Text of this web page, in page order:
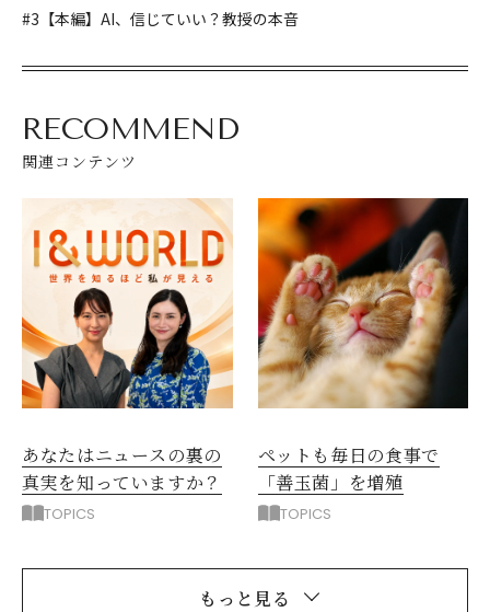
#3【本編】AI、信じていい？教授の本音
RECOMMEND
関連コンテンツ
あなたはニュースの裏の
真実を知っていますか？
TOPICS
ペットも毎日の食事で
「善玉菌」を増殖
TOPICS
もっと見る